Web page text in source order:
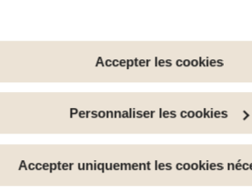
votre expérience utilisateur,
se souvenant de vos choix. Mesurer
et en suivre les performances.
et vous permettre de visualiser du
Accepter les cookies
Personnaliser les cookies
Accepter uniquement les cookies
internationale pour
la couverture universelle britannique, de
de souscrire à uneassurance santé privée